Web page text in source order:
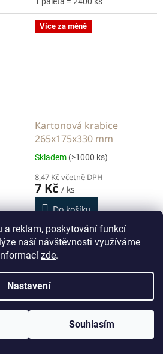
a reklam, poskytování funkcí
naší návštěvnosti využíváme
zde.
Nastavení
Souhlasím
Více za méně
Kartonová krabice
265x175x330 mm
Skladem (>1000 ks)
8,47 Kč včetně DPH
7 Kč / ks
Do košíku
1 paleta = 760 ks
Více za méně